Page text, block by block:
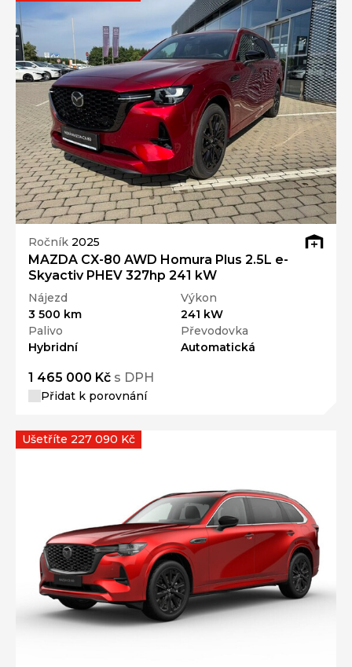
Ročník 2025
MAZDA CX-80 AWD Homura Plus 2.5L e-
Skyactiv PHEV 327hp 241 kW
Nájezd
3 500 km
Výkon
241 kW
Palivo
Hybridní
Převodovka
Automatická
1 465 000 Kč s DPH
Přidat k porovnání
Ušetříte 227 090 Kč